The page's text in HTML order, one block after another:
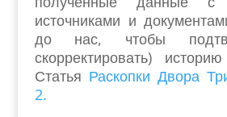
источниками и
до нас, чтобы
скорректировать)
Статья Раскопки Двора
2.